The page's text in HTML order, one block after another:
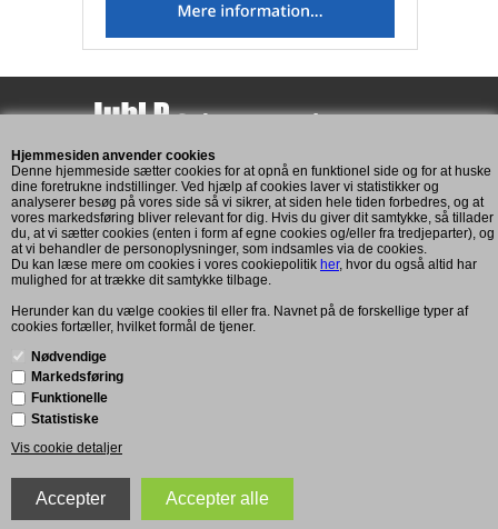
Hjemmesiden anvender cookies
Denne hjemmeside sætter cookies for at opnå en funktionel side og for at huske
dine foretrukne indstillinger. Ved hjælp af cookies laver vi statistikker og
analyserer besøg på vores side så vi sikrer, at siden hele tiden forbedres, og at
vores markedsføring bliver relevant for dig. Hvis du giver dit samtykke, så tillader
du, at vi sætter cookies (enten i form af egne cookies og/eller fra tredjeparter), og
at vi behandler de personoplysninger, som indsamles via de cookies.
Du kan læse mere om cookies i vores cookiepolitik her, hvor du også altid har
mulighed for at trække dit samtykke tilbage.
Herunder kan du vælge cookies til eller fra. Navnet på de forskellige typer af
cookies fortæller, hvilket formål de tjener.
Nødvendige
Markedsføring
Funktionelle
Statistiske
Vis cookie detaljer
Assensvej 193
5771 Stenstrup
CVR: 11269893
Kundeservice
Mandag til fredag: 7:00 - 16:00
Telefon: +45 2083 6101
post@juhlp.dk
Info
Forretningsbetingelser
Firmaprofil